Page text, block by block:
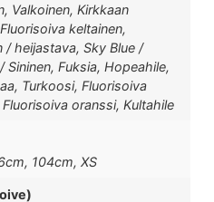
Valkoinen, Kirkkaan
keltainen,
/ heijastava, Sky Blue /
Sininen, Fuksia, Hopeahile,
Turkoosi, Fluorisoiva
oranssi, Kultahile
104cm, XS